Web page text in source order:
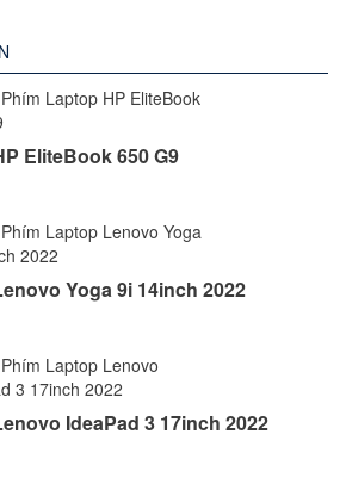
EliteBook 650 G9
Yoga 9i 14inch 2022
IdeaPad 3 17inch 2022